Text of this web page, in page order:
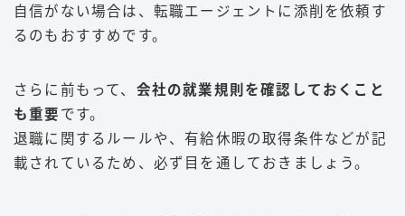
自信がない場合は、転職エージェントに添削を依頼す
るのもおすすめです。
さらに前もって、 会社の就業規則を確認しておくこと
も重要 です。
退職に関するルールや、有給休暇の取得条件などが記
載されているため、必ず目を通しておきましょう。